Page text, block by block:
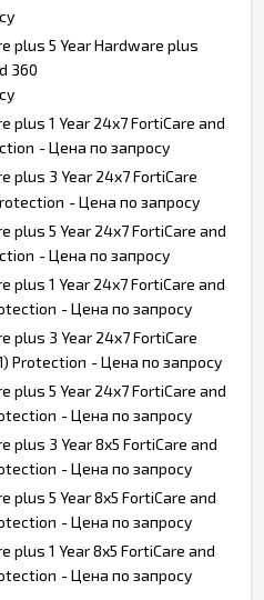
plus 5 Year Hardware plus
360
plus 1 Year 24x7 FortiCare and
- Цена по запросу
plus 3 Year 24x7 FortiCare
- Цена по запросу
plus 5 Year 24x7 FortiCare and
- Цена по запросу
plus 1 Year 24x7 FortiCare and
- Цена по запросу
plus 3 Year 24x7 FortiCare
Protection - Цена по запросу
plus 5 Year 24x7 FortiCare and
- Цена по запросу
plus 3 Year 8x5 FortiCare and
- Цена по запросу
plus 5 Year 8x5 FortiCare and
- Цена по запросу
plus 1 Year 8x5 FortiCare and
- Цена по запросу